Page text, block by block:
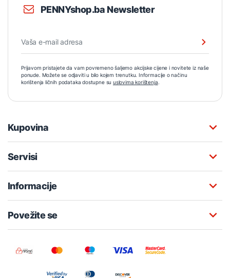
PENNYshop.ba Newsletter
Prijavom pristajete da vam povremeno šaljemo akcijske cijene i novitete iz naše
ponude. Možete se odjaviti u bilo kojem trenutku. Informacije o načinu
korištenja ličnih podataka dostupne su uslovima korištenja.
Kupovina
Servisi
Informacije
Povežite se